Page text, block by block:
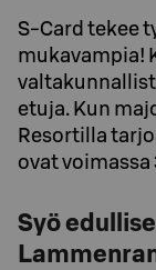
S-Card tekee
mukavampia!
etuja. Kun
Resortilla
ovat
Syö